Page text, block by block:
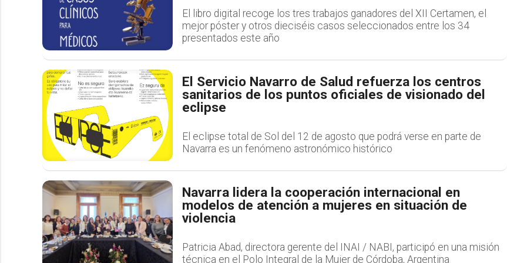
El libro digital recoge los tres trabajos ganadores del XII Certamen, el
mejor póster y otros dieciséis casos seleccionados entre los 34
presentados este año
El Servicio Navarro de Salud refuerza los centros
sanitarios de los puntos oficiales de visionado del
eclipse
El eclipse total de Sol del 12 de agosto que podrá verse en parte de
Navarra es un fenómeno astronómico histórico
Navarra lidera la cooperación internacional en
modelos de atención a mujeres en situación de
violencia
Patricia Abad, directora gerente del INAI / NABI, participó en una misión
técnica en el Polo Integral de la Mujer de Córdoba, Argentina